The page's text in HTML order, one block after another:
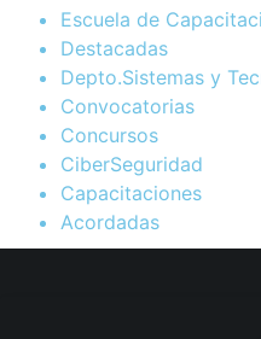
Escuela de
Destacadas
Depto.Sistemas y
Convocatorias
Concursos
CiberSeguridad
Capacitaciones
Acordadas